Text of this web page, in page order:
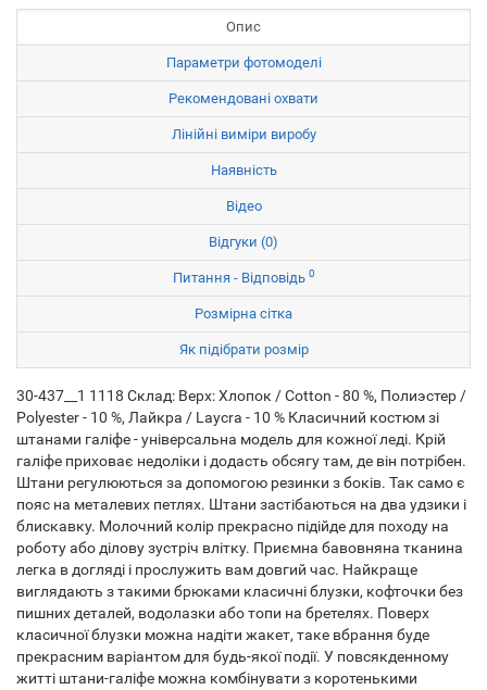
Опис
Параметри фотомоделі
Рекомендовані охвати
Лінійні виміри виробу
Наявність
Відео
Відгуки (0)
Питання - Відповідь 0
Розмірна сітка
Як підібрати розмір
30-437__1 1118 Склад: Верх: Хлопок / Cotton - 80 %, Полиэстер /
Polyester - 10 %, Лайкра / Laycra - 10 % Класичний костюм зі
штанами галіфе - універсальна модель для кожної леді. Крій
галіфе приховає недоліки і додасть обсягу там, де він потрібен.
Штани регулюються за допомогою резинки з боків. Так само є
пояс на металевих петлях. Штани застібаються на два удзики і
блискавку. Молочний колір прекрасно підійде для походу на
роботу або ділову зустріч влітку. Приємна бавовняна тканина
легка в догляді і прослужить вам довгий час. Найкраще
виглядають з такими брюками класичні блузки, кофточки без
пишних деталей, водолазки або топи на бретелях. Поверх
класичної блузки можна надіти жакет, таке вбрання буде
прекрасним варіантом для будь-якої події. У повсякденному
житті штани-галіфе можна комбінувати з коротенькими